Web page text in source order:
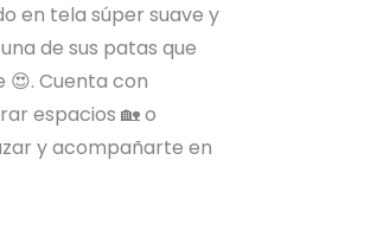
en tela súper suave y
de sus patas que
😍. Cuenta con
espacios 🏡 o
y acompañarte en